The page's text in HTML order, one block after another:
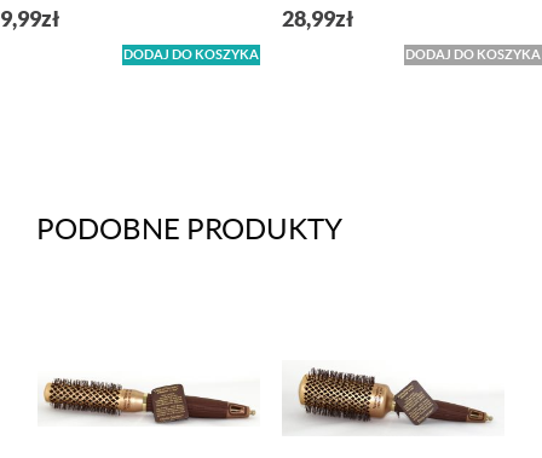
9,99zł
DODAJ DO KOSZYKA
28,99zł
DODAJ DO KOSZYKA
PODOBNE PRODUKTY